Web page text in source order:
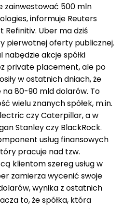
zainwestować 500 mln
informuje Reuters
Refinitiv. Uber ma dziś
pierwotnej oferty publicznej.
nabędzie akcje spółki
private placement, ale po
w ostatnich dniach, że
80-90 mld dolarów. To
wielu znanych spółek, m.in.
czy Caterpillar, a w
Stanley czy BlackRock.
usług finansowych
pracuje nad tzw.
klientom szereg usług w
zamierza wycenić swoje
wynika z ostatnich
to, że spółka, która